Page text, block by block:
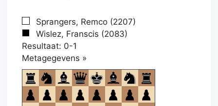
Sprangers, Remco (2207)
Wislez, Franscis (2083)
Resultaat: 0-1
Metagegevens »
om
te
openen.